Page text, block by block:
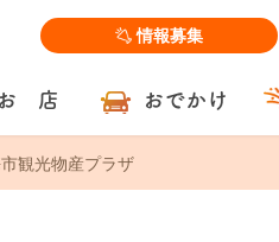
情報募集
お 店 おでかけ
観光物産プラザ